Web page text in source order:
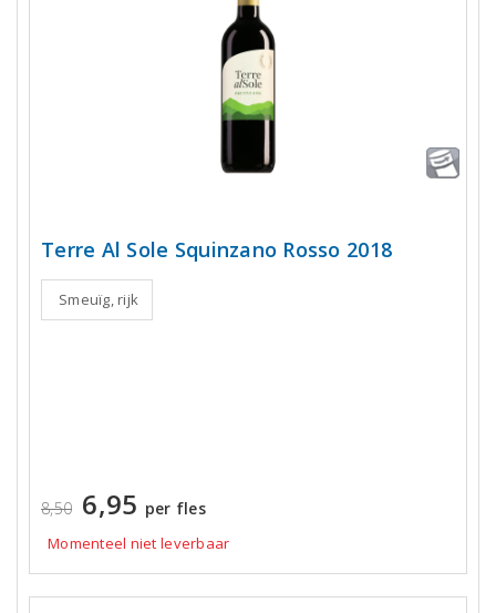
Terre Al Sole Squinzano Rosso 2018
Smeuïg, rijk
8,50 6,95 per fles
Momenteel niet leverbaar